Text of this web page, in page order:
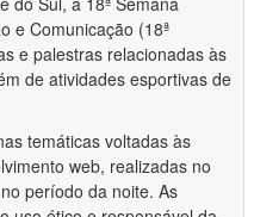
e Comunicação (18ª
e palestras relacionadas às
de atividades esportivas de
temáticas voltadas às
web, realizadas no
período da noite. As